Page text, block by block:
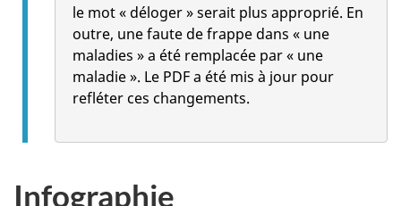
le mot « déloger » serait plus approprié. En
outre, une faute de frappe dans « une
maladies » a été remplacée par « une
maladie ». Le PDF a été mis à jour pour
refléter ces changements.
Infographie